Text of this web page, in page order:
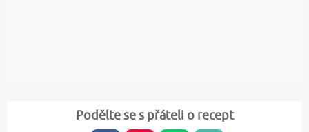
Podělte se s přáteli o recept